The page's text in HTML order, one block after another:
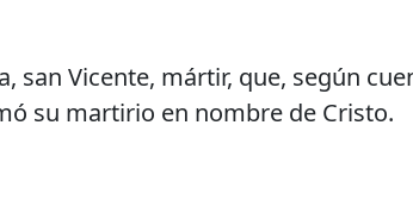
san Vicente, mártir, que, según
su martirio en nombre de Cristo.